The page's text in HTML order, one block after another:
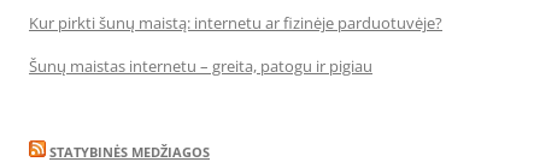
Kur pirkti šunų maistą: internetu ar fizinėje parduotuvėje?
Šunų maistas internetu – greita, patogu ir pigiau
STATYBINĖS MEDŽIAGOS